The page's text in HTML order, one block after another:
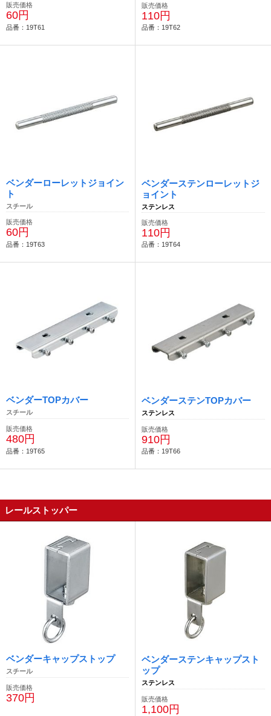
販売価格
60円
品番：19T61
販売価格
110円
品番：19T62
ベンダーローレットジョイン
ト
スチール
販売価格
60円
品番：19T63
ベンダーステンローレットジ
ョイント
ステンレス
販売価格
110円
品番：19T64
ベンダーTOPカバー
スチール
販売価格
480円
品番：19T65
ベンダーステンTOPカバー
ステンレス
販売価格
910円
品番：19T66
レールストッパー
ベンダーキャップストップ
スチール
販売価格
370円
ベンダーステンキャップスト
ップ
ステンレス
販売価格
1,100円